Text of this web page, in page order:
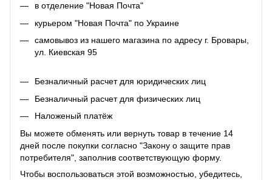
в отделение "Новая Почта"
курьером "Новая Почта" по Украине
самовывоз из нашего магазина по адресу г. Бровары,
ул. Киевская 95
Безналичный расчет для юридических лиц
Безналичный расчет для физических лиц
Наложеный платёж
Вы можете обменять или вернуть товар в течение 14
дней после покупки согласно "Закону о защите прав
потребителя", заполнив соответствующую форму.
Чтобы воспользоваться этой возможностью, убедитесь,